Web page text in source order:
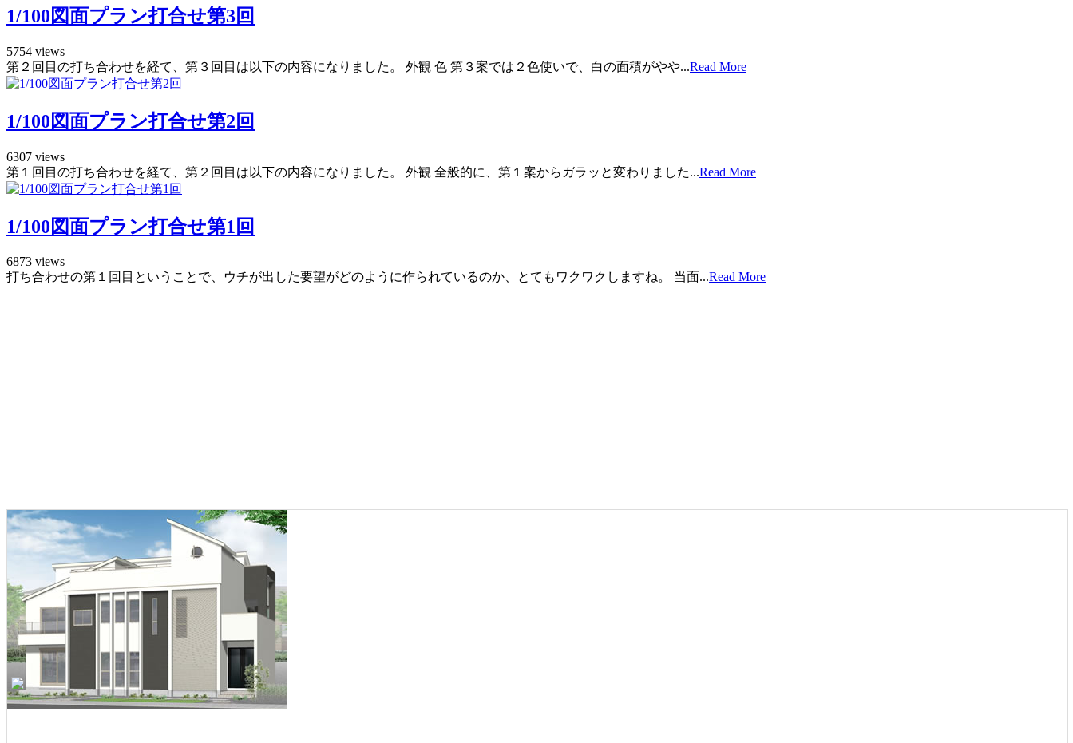
1/100図面プラン打合せ第3回
5754 views
第２回目の打ち合わせを経て、第３回目は以下の内容になりました。 外観 色 第３案では２色使いで、白の面積がやや...Read More
1/100図面プラン打合せ第2回
6307 views
第１回目の打ち合わせを経て、第２回目は以下の内容になりました。 外観 全般的に、第１案からガラッと変わりました...Read More
1/100図面プラン打合せ第1回
6873 views
打ち合わせの第１回目ということで、ウチが出した要望がどのように作られているのか、とてもワクワクしますね。 当面...Read More